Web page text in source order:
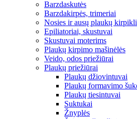
Barzdaskutės
Barzdakirpės, trimeriai
Nosies ir ausų plaukų
Epiliatoriai, skustuvai
Skustuvai moterims
Plaukų kirpimo mašinėlės
Veido, odos priežiūrai
Plaukų priežiūrai
Plaukų džiovintuvai
Plaukų formavimo
Plaukų tiesintuvai
Suktukai
Žnyplės